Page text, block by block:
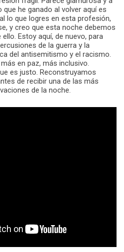
que he ganado al volver aquí es
lo que logres en esta profesión,
y creo que esta noche debemos
Estoy aquí, de nuevo, para
de la guerra y la
del antisemitismo y el racismo.
en paz, más inclusivo.
es justo. Reconstruyamos
de recibir una de las más
de la noche.